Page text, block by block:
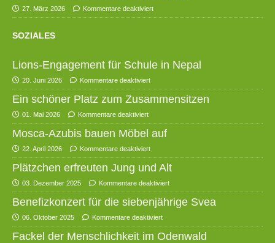
27. März 2026 Kommentare deaktiviert
SOZIALES
Lions-Engagement für Schule in Nepal
20. Juni 2026 Kommentare deaktiviert
Ein schöner Platz zum Zusammensitzen
01. Mai 2026 Kommentare deaktiviert
Mosca-Azubis bauen Möbel auf
22. April 2026 Kommentare deaktiviert
Plätzchen erfreuten Jung und Alt
03. Dezember 2025 Kommentare deaktiviert
Benefizkonzert für die siebenjährige Svea
06. Oktober 2025 Kommentare deaktiviert
Fackel der Menschlichkeit im Odenwald